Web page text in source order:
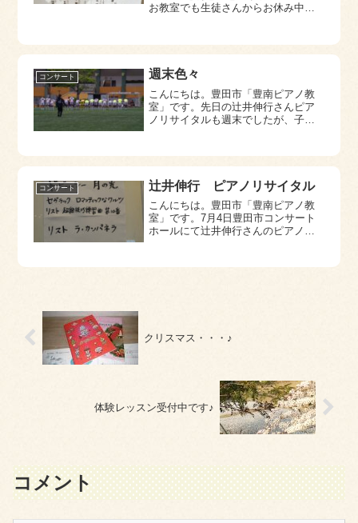
お教室でも生徒さんからお休み中の
ましいです。8月17日、恩師の先生が
ってきま...
コンサート 週末色々
こんにちは。豊田市「豊南ピアノ教
室」です。先日の辻井伸行さんピア
ノリサイタルも週末でしたが、子ど
週末は予定クラシックコンサート、
アイドルコンサート、息子のサッカ
ー応援などで外出...
コンサート 辻井伸行 ピアノリサイタル
こんにちは。豊田市「豊南ピアノ教
室」です。7月4日豊田市コンサート
ホールにて辻井伸行さんのピアノリ
ー 子供の領分喜びの島プーラン
クリスマス・・・♪
体験レッスン受付中です♪
コメント